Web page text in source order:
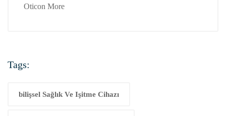
Oticon More
Tags:
bilişsel Sağlık Ve Işitme Cihazı